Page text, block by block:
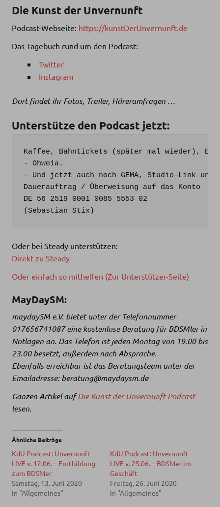
Die Kunst der Unvernunft
Podcast-Webseite: https://kunstDerUnvernunft.de
Das Tagebuch rund um den Podcast:
Twitter
Instagram
Dort findet ihr Fotos, Trailer, Hörerumfragen …
Unterstütze den Podcast jetzt:
Kaffee, Bahntickets (später mal wieder),
- Ohweia.
- Und jetzt auch noch GEMA, Studio-Link und
Dauerauftrag / Überweisung auf das Konto
DE 56 2519 0001 0085 5553 02
(Sebastian Stix)
Oder bei Steady unterstützen:
Direkt zu Steady
Oder einfach so mithelfen (Zur Unterstützer-Seite)
MayDaySM:
maydaySM e.V. bietet unter der Telefonnummer
017656741087 eine kostenlose Beratung für BDSMler in
Notlagen an. Das Telefon ist jeden Montag von 19.00 bis
23.00 besetzt, außerdem nach Absprache.
Ebenfalls erreichbar ist das Beratungsteam unter der
Emailadresse: beratung@maydaysm.de
Ganzen Artikel aufDie Kunst der Unvernunft Podcast
lesen.
Ähnliche Beiträge
KdU Podcast: Unvernunft
LIVE v. 12.06. – Fortbildung
zum BDSMer
Samstag, 13. Juni 2020
In "Allgemeines"
KdU Podcast: Unvernunft
LIVE v. 25.06. – BDSMer im
Geschäft
Freitag, 26. Juni 2020
In "Allgemeines"